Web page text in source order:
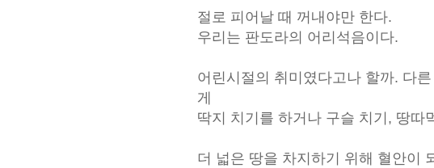
절로 피어날 때 꺼내야만 한다.
우리는 판도라의 어리석음이다.
어린시절의 취미였다고나 할까. 다
게
딱지 치기를 하거나 구슬 치기, 땅따
더 넓은 땅을 차지하기 위해 혈안이